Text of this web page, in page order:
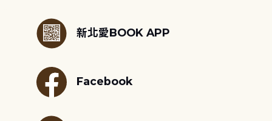
新北愛BOOK APP
Facebook